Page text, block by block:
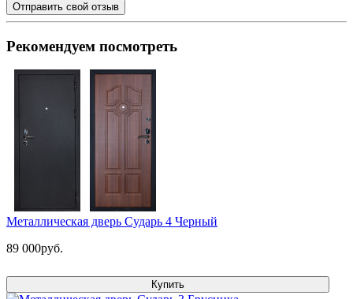
Отправить свой отзыв
Рекомендуем посмотреть
Металлическая дверь Сударь 4 Черный
89 000руб.
Купить